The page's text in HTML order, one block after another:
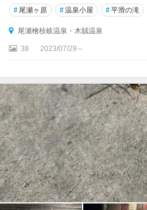
# 尾瀬ヶ原 #温泉小屋 #平滑の滝
尾瀬檜枝岐温泉・木賊温泉
38 2023/07/29～